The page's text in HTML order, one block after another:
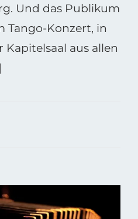
Und das Publikum
Tango-Konzert, in
Kapitelsaal aus allen